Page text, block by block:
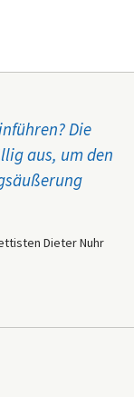
Die
aus, um den
Dieter Nuhr